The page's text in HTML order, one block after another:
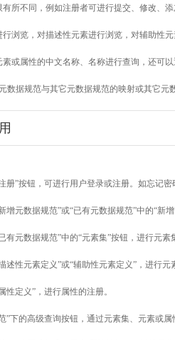
所不同，例如注册者可进行提交、修改、
浏览，对描述性元素进行浏览，对辅助性
或属性的中文名称、名称进行查询，还可
数据规范与其它元数据规范的映射或其它元
册”按钮，可进行用户登录或注册。如忘记
增元数据规范”或“已有元数据规范”中的“新
有元数据规范”中的“元素集”按钮，进行元素
述性元素定义”或“辅助性元素定义”，进行元
性定义”，进行属性的注册。
”下的高级查询按钮，通过元素集、元素或